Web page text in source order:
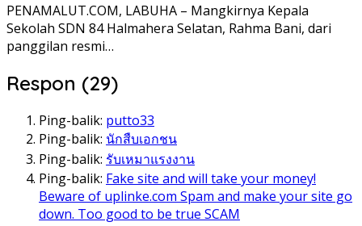
PENAMALUT.COM, LABUHA – Mangkirnya Kepala
Sekolah SDN 84 Halmahera Selatan, Rahma Bani, dari
panggilan resmi…
Respon (29)
Ping-balik: putto33
Ping-balik: นักสืบเอกชน
Ping-balik: รับเหมาแรงงาน
Ping-balik: Fake site and will take your money!
Beware of uplinke.com Spam and make your site go
down. Too good to be true SCAM